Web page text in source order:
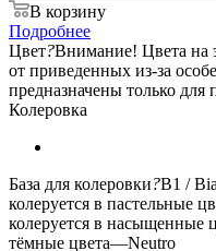
В корзину
Подробнее
Цвет?Внимание! Цвета на
от приведенных из-за
предназначены только для
Колеровка
База для колеровки?B1 /
колеруется в пастельные
колеруется в насыщенные
тёмные цвета—Neutro